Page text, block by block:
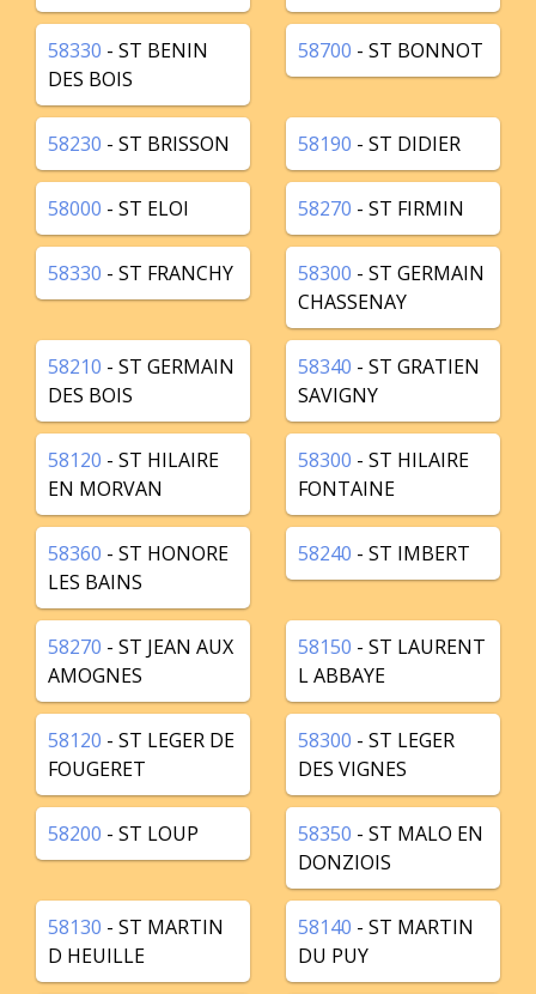
58330 - ST BENIN
DES BOIS
58700 - ST BONNOT
58230 - ST BRISSON 58190 - ST DIDIER
58000 - ST ELOI 58270 - ST FIRMIN
58330 - ST FRANCHY 58300 - ST GERMAIN
CHASSENAY
58210 - ST GERMAIN
DES BOIS
58340 - ST GRATIEN
SAVIGNY
58120 - ST HILAIRE
EN MORVAN
58300 - ST HILAIRE
FONTAINE
58360 - ST HONORE
LES BAINS
58240 - ST IMBERT
58270 - ST JEAN AUX
AMOGNES
58150 - ST LAURENT
L ABBAYE
58120 - ST LEGER DE
FOUGERET
58300 - ST LEGER
DES VIGNES
58200 - ST LOUP 58350 - ST MALO EN
DONZIOIS
58130 - ST MARTIN
D HEUILLE
58140 - ST MARTIN
DU PUY